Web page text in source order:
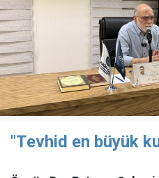
"Tevhid en büyük